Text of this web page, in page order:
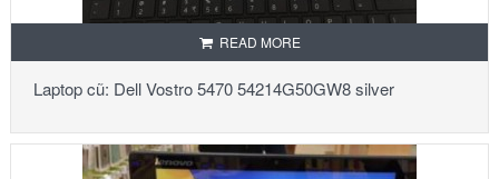
READ MORE
Laptop cũ: Dell Vostro 5470 54214G50GW8 silver